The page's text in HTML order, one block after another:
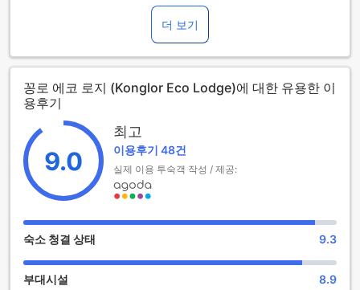
택지입니다. 꽁로 에코 로지는 12개의 객실을 보유하고 있으며,
체크인은 오후 2시부터 가능합니다. 체크아웃은 오전 11시까지
입니다. 또한, 이 호텔은 3세부터 12세까지의 어린이들을 무료
로 숙박시킬 수 있는 정책을 갖고 있습니다. 꽁로 에코 로지에서
는 푸른 자연과 함께하는 편안하고 즐거운 시간을 보낼 수 있습
니다.
편의시설: 꽁로 에코 로지에서 제공하는 와이파이
꽁로 에코 로지는 코운 캄에 위치한 아름다운 호텔입니다. 이 호
텔은 훌륭한 편의시설을 제공하여 편안한 숙박을 즐길 수 있습
니다. 꽁로 에코 로지는 공용 지역에서 와이파이를 제공하여 게
스트들이 인터넷에 접속할 수 있도록 도와줍니다. 이는 비즈니
용합니다. 와이파이를 통해 이메일을 확인하거나 온라인으로
여행 일정을 조정할 수 있습니다. 또한, 호텔 내에서 소셜 미디
어를 이용하여 소중한 순간을 공유할 수도 있습니다. 꽁로 에코
로지에서는 편리한 와이파이 서비스를 통해 게스트들에게 더욱
더 보기
꽁로 에코 로지 (Konglor Eco Lodge)에 대한 유용한 이
용후기
9.0
최고
이용후기 48건
실제 이용 투숙객 작성 / 제공:
숙소 청결 상태 9.3
부대시설 8.9